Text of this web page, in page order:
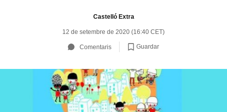
Castelló Extra
12 de setembre de 2020 (16:40 CET)
Comentaris Guardar